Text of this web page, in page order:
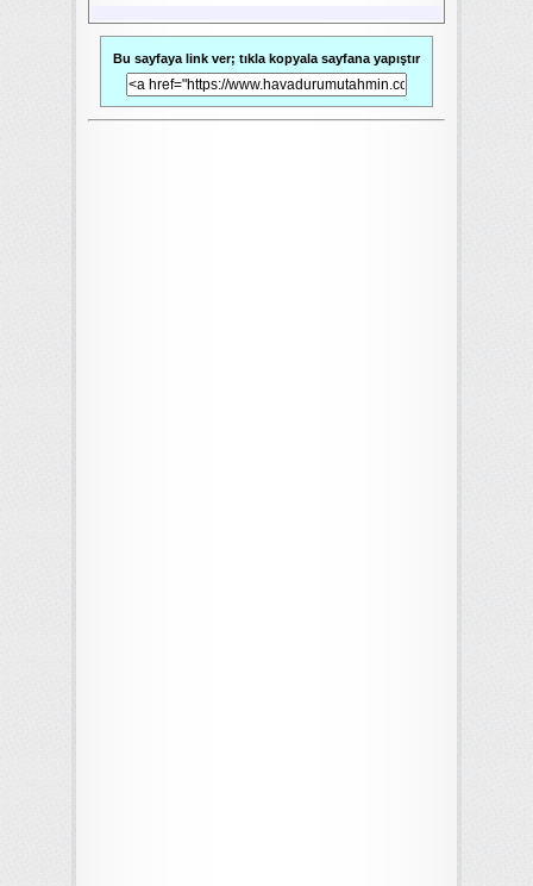
Bu sayfaya link ver; tıkla kopyala sayfana yapıştır